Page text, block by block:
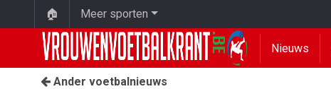
🏠 Meer sporten
Nieuws
Ander voetbalnieuws